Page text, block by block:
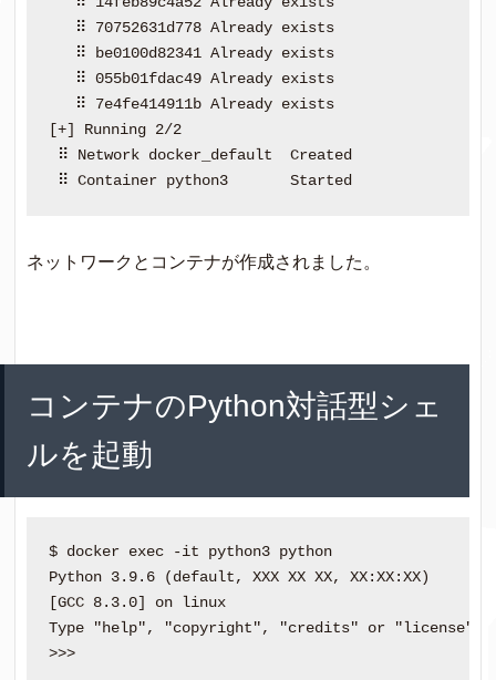
⠿ 70752631d778 Already exists
⠿ be0100d82341 Already exists
⠿ 055b01fdac49 Already exists
⠿ 7e4fe414911b Already exists
[+] Running 2/2
⠿ Network docker_default  Created
ネットワークとコンテナが作成されました。
コンテナのPython対話型シェ
ルを起動
$ docker exec -it python3 python
Python 3.9.6 (default, XXX XX XX, XX:XX:XX)
[GCC 8.3.0] on linux
Type "help", "copyright", "credits" or "license"